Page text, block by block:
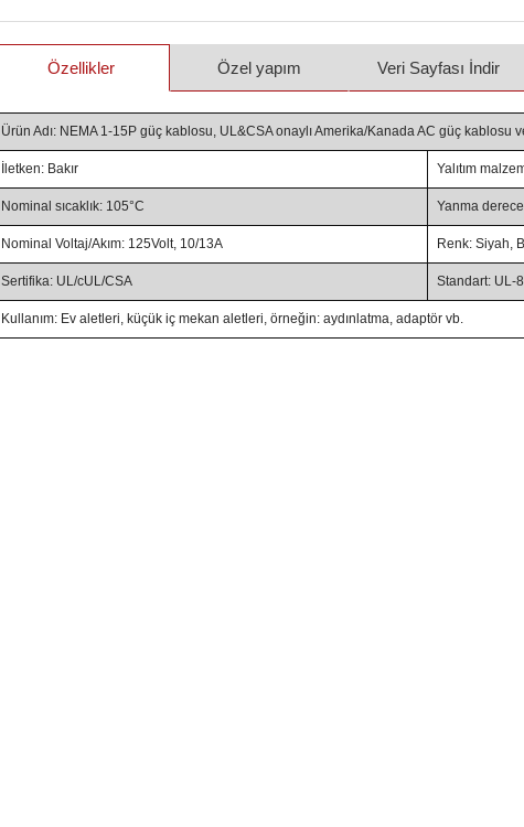
Özellikler Özel yapım Veri Sayfası İndir
Ürün Adı: NEMA 1-15P güç kablosu, UL&CSA onaylı Amerika/Kanada AC güç kablosu
İletken: Bakır Yalıtım
Nominal sıcaklık: 105°C Yanma
Nominal Voltaj/Akım: 125Volt, 10/13A Renk: Siyah,
Sertifika: UL/cUL/CSA Standart: UL-
Kullanım: Ev aletleri, küçük iç mekan aletleri, örneğin: aydınlatma, adaptör vb.